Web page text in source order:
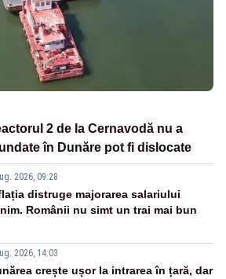
2 de la Cernavodă nu a
în Dunăre pot fi dislocate
2026, 09:28
distruge majorarea salariului
Românii nu simt un trai mai bun
2026, 14:03
crește ușor la intrarea în țară, dar